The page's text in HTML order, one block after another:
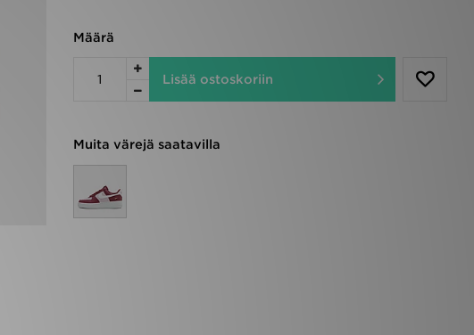
Määrä
Lisää ostoskoriin
Muita värejä saatavilla